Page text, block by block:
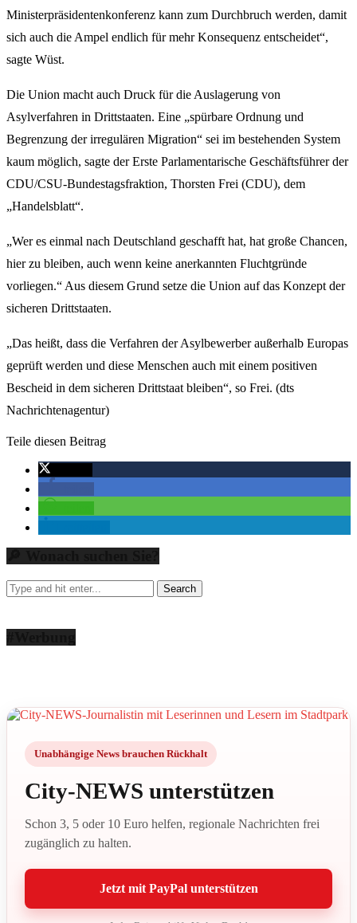
Ministerpräsidentenkonferenz kann zum Durchbruch werden, damit
sich auch die Ampel endlich für mehr Konsequenz entscheidet“,
sagte Wüst.
Die Union macht auch Druck für die Auslagerung von
Asylverfahren in Drittstaaten. Eine „spürbare Ordnung und
Begrenzung der irregulären Migration“ sei im bestehenden System
kaum möglich, sagte der Erste Parlamentarische Geschäftsführer der
CDU/CSU-Bundestagsfraktion, Thorsten Frei (CDU), dem
„Handelsblatt“.
„Wer es einmal nach Deutschland geschafft hat, hat große Chancen,
hier zu bleiben, auch wenn keine anerkannten Fluchtgründe
vorliegen.“ Aus diesem Grund setze die Union auf das Konzept der
sicheren Drittstaaten.
„Das heißt, dass die Verfahren der Asylbewerber außerhalb Europas
geprüft werden und diese Menschen auch mit einem positiven
Bescheid in dem sicheren Drittstaat bleiben“, so Frei. (dts
Nachrichtenagentur)
Teile diesen Beitrag
Unabhängige News brauchen Rückhalt
City-NEWS unterstützen
Schon 3, 5 oder 10 Euro helfen, regionale Nachrichten frei
zugänglich zu halten.
Jetzt mit PayPal unterstützen